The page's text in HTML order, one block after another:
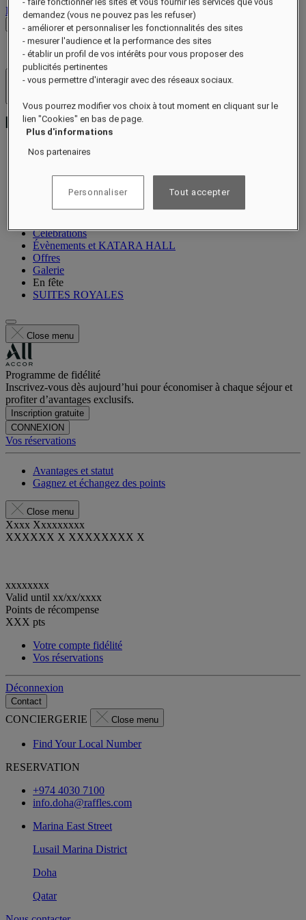
Déconnexion
Voir les tarifs
Hôtels et resorts
Restauration
Bien-être
Célébrations
Évènements et KATARA HALL
Offres
Galerie
En fête
SUITES ROYALES
Close menu
Programme de fidélité
Inscrivez-vous dès aujourd’hui pour économiser à chaque séjour et
profiter d’avantages exclusifs.
Inscription gratuite
CONNEXION
Vos réservations
Avantages et statut
Gagnez et échangez des points
Close menu
Xxxx Xxxxxxxxx
XXXXXX X XXXXXXXX X
xxxxxxxx
Valid until xx/xx/xxxx
Points de récompense
XXX pts
Votre compte fidélité
Vos réservations
Déconnexion
Contact
CONCIERGERIE Close menu
Find Your Local Number
RESERVATION
+974 4030 7100
info.doha@raffles.com
Marina East Street
Lusail Marina District
Doha
Qatar
- faire fonctionner les sites et vous fournir les services que vous
demandez (vous ne pouvez pas les refuser)
- améliorer et personnaliser les fonctionnalités des sites
- mesurer l'audience et la performance des sites
- établir un profil de vos intérêts pour vous proposer des
publicités pertinentes
- vous permettre d'interagir avec des réseaux sociaux.
Vous pourrez modifier vos choix à tout moment en cliquant sur le
lien "Cookies" en bas de page.
Plus d'informations
Nos partenaires
Personnaliser Tout accepter